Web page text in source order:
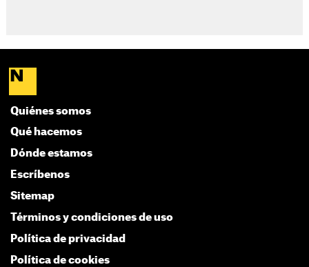
Quiénes somos
Qué hacemos
Dónde estamos
Escríbenos
Sitemap
Términos y condiciones de uso
Política de privacidad
Política de cookies